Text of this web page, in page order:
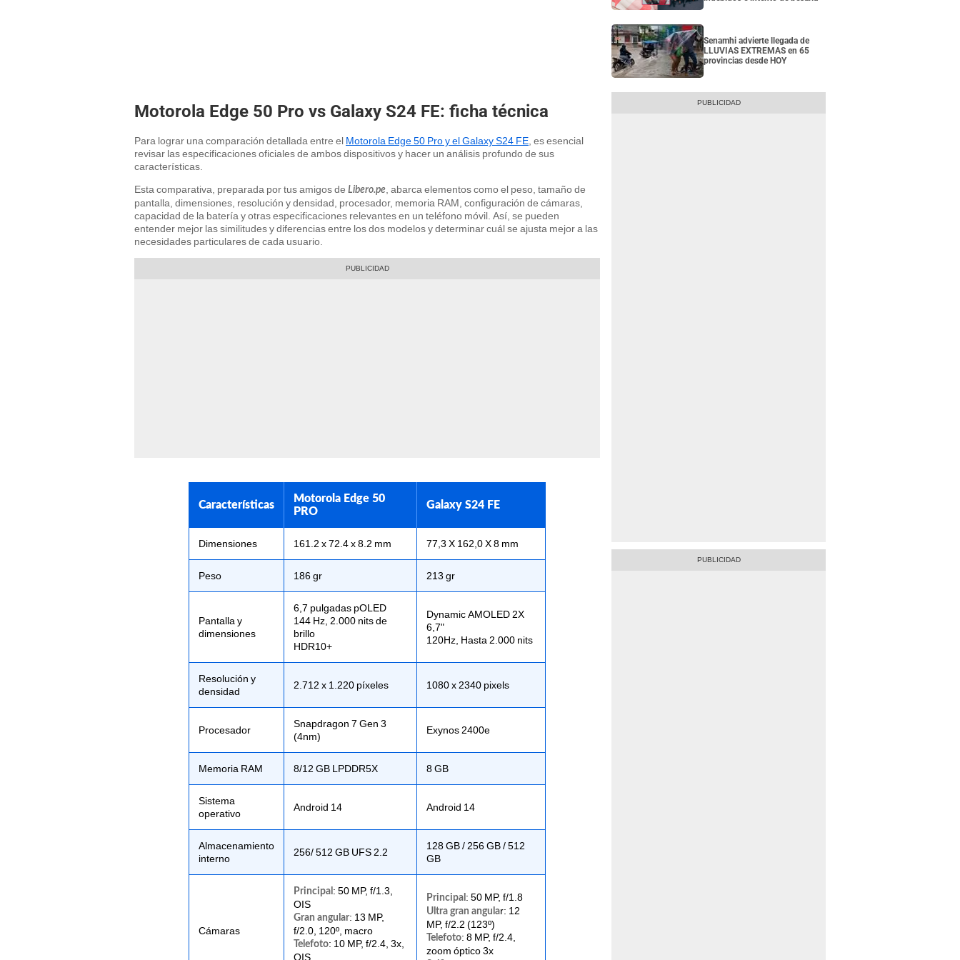
Motorola Edge 50 Pro vs Galaxy S24 FE: ficha técnica
Para lograr una comparación detallada entre el Motorola Edge 50 Pro y el Galaxy S24 FE , es esencial
revisar las especificaciones oficiales de ambos dispositivos y hacer un análisis profundo de sus
características.
Esta comparativa, preparada por tus amigos de Libero.pe , abarca elementos como el peso, tamaño de
pantalla, dimensiones, resolución y densidad, procesador, memoria RAM, configuración de cámaras,
capacidad de la batería y otras especificaciones relevantes en un teléfono móvil. Así, se pueden
entender mejor las similitudes y diferencias entre los dos modelos y determinar cuál se ajusta mejor a las
necesidades particulares de cada usuario.
Características
Motorola Edge 50
PRO
Galaxy S24 FE
Dimensiones 161.2 x 72.4 x 8.2 mm 77,3 X 162,0 X 8 mm
Peso 186 gr 213 gr
Pantalla y
dimensiones
6,7 pulgadas pOLED
144 Hz, 2.000 nits de
brillo
HDR10+
Dynamic AMOLED 2X
6,7"
120Hz, Hasta 2.000 nits
Resolución y
densidad
2.712 x 1.220 píxeles 1080 x 2340 pixels
Procesador
Snapdragon 7 Gen 3
(4nm)
Exynos 2400e
Memoria RAM 8/12 GB LPDDR5X 8 GB
Sistema
operativo
Android 14 Android 14
Almacenamiento
interno
256/ 512 GB UFS 2.2
128 GB / 256 GB / 512
GB
Cámaras
Principal : 50 MP, f/1.3,
OIS
Gran angular: 13 MP,
f/2.0, 120º, macro
Telefoto: 10 MP, f/2.4, 3x,
OIS
Principal : 50 MP, f/1.8
Ultra gran angular: 12
MP, f/2.2 (123º)
Telefoto: 8 MP, f/2.4,
zoom óptico 3x
Senamhi advierte llegada de
LLUVIAS EXTREMAS en 65
provincias desde HOY